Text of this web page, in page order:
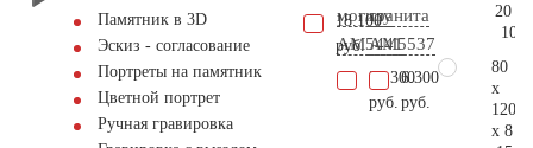
Памятник в 3D
Эскиз - согласование
Портреты на памятник
Цветной портрет
Ручная гравировка
18.100
руб.
могилу
AM5441
35.300
руб.
гранита
AM5537
6.300
руб.
20
80
x
120
x 8